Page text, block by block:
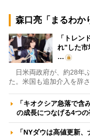
森口亮「まるわか
「トレン
れ”した市
…
日米両政府が、約28年
た。米国も追加介入を辞
「キオクシア急落で
の成長につなげる4つ
「NYダウは高値更新